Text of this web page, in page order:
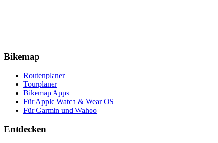
Bikemap
Routenplaner
Tourplaner
Bikemap Apps
Für Apple Watch & Wear OS
Für Garmin und Wahoo
Entdecken